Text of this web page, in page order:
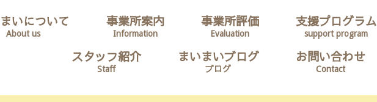
いについて
About us
事業所案内
Information
事業所評価
Evaluation
支援プログラム
support program
スタッフ紹介
Staff
まいまいブログ
ブログ
お問い合わせ
Contact